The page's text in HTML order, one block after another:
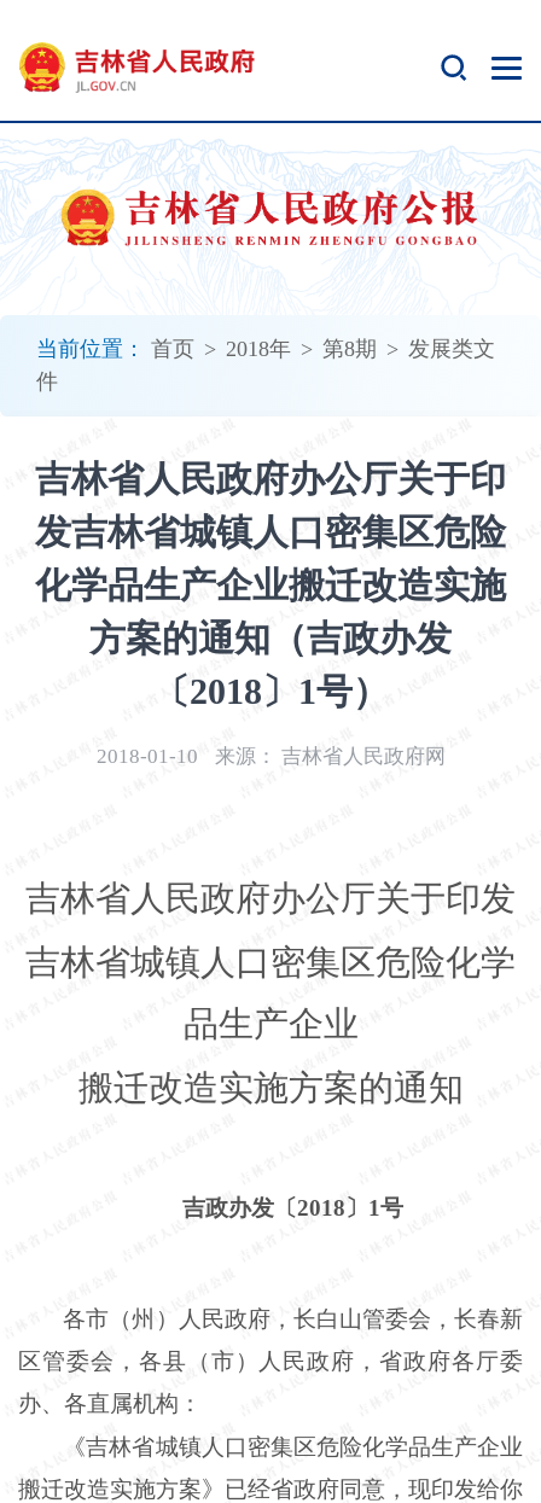
当前位置： 首页 > 2018年 > 第8期 > 发展类文
件
吉林省人民政府办公厅关于印
发吉林省城镇人口密集区危险
化学品生产企业搬迁改造实施
方案的通知（吉政办发
〔2018〕1号）
2018-01-10 来源： 吉林省人民政府网
吉林省人民政府办公厅关于印发
吉林省城镇人口密集区危险化学
品生产企业
搬迁改造实施方案的通知
吉政办发〔2018〕1号
各市（州）人民政府，长白山管委会，长春新
区管委会，各县（市）人民政府，省政府各厅委
办、各直属机构：
《吉林省城镇人口密集区危险化学品生产企业
搬迁改造实施方案》已经省政府同意，现印发给你
开
无
障
碍
说
明
加